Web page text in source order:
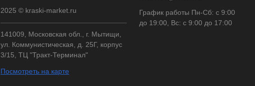
2025 © kraski-market.ru
141009, Московская обл., г. Мытищи,
ул. Коммунистическая, д. 25Г, корпус
3/15, ТЦ "Тракт-Терминал"
Посмотреть на карте
График работы Пн-Сб: с 9:00
до 19:00, Вс: с 9:00 до 17:00